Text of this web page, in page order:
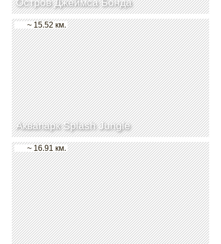
Аквапарк Splash Jungle
~ 15.52 км.
~ 16.91 км.